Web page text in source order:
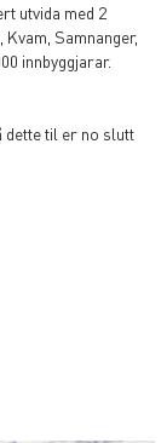
utvida med 2
Samnanger,
innbyggjarar.
dette til er no slutt